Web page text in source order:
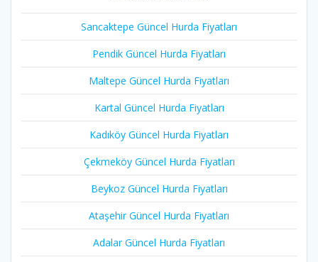
Sancaktepe Güncel Hurda Fiyatları
Pendik Güncel Hurda Fiyatları
Maltepe Güncel Hurda Fiyatları
Kartal Güncel Hurda Fiyatları
Kadıköy Güncel Hurda Fiyatları
Çekmeköy Güncel Hurda Fiyatları
Beykoz Güncel Hurda Fiyatları
Ataşehir Güncel Hurda Fiyatları
Adalar Güncel Hurda Fiyatları